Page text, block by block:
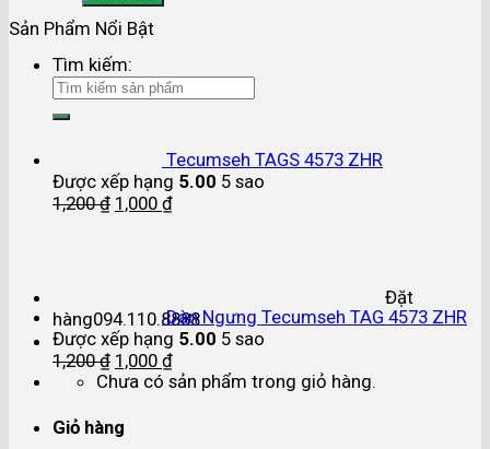
Tìm kiếm:
Đặt
hàng094.110.8888
Chưa có sản phẩm trong giỏ hàng.
Giỏ hàng
Sản Phẩm Nổi Bật
Tecumseh TAGS 4573 ZHR
Được xếp hạng 5.00 5 sao
1,200₫ 1,000 ₫
Dàn Ngưng Tecumseh TAG 4573 ZHR
Được xếp hạng 5.00 5 sao
1,200₫ 1,000 ₫